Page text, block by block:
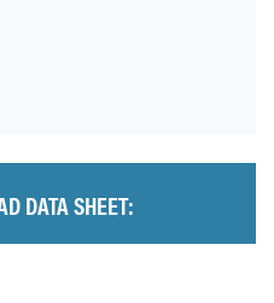
DATA SHEET: